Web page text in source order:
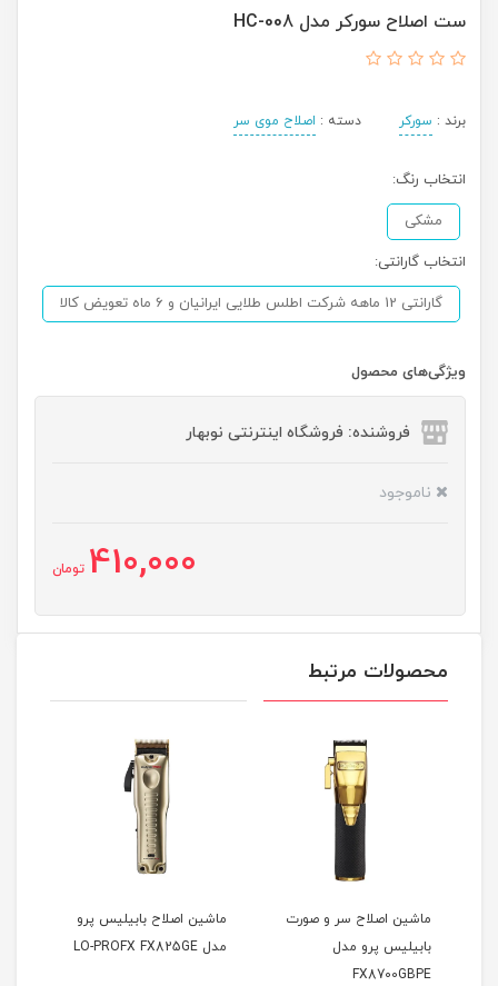
ست اصلاح سورکر مدل HC-008
برند : سورکر دسته : اصلاح موی سر
انتخاب رنگ:
مشکی
انتخاب گارانتی:
گارانتی 12 ماهه شرکت اطلس طلایی ایرانیان و 6 ماه تعویض کالا
ویژگی‌های محصول
فروشنده: فروشگاه اینترنتی نوبهار
ناموجود
410,000 تومان
محصولات مرتبط
ماشین اصلاح سر و صورت
بابیلیس پرو مدل
FX8700GBPE
ماشین اصلاح بابیلیس پرو
مدل LO-PROFX FX825GE